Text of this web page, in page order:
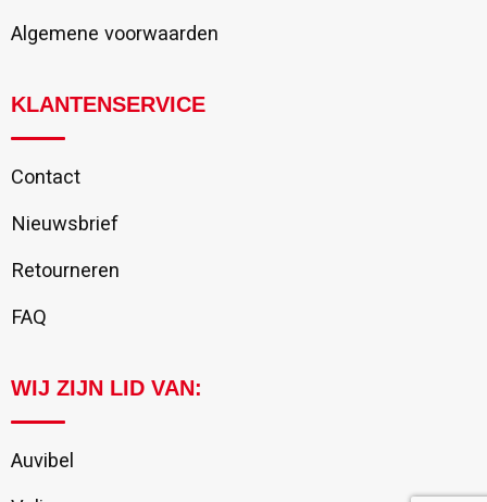
Algemene voorwaarden
KLANTENSERVICE
Contact
Nieuwsbrief
Retourneren
FAQ
WIJ ZIJN LID VAN:
Auvibel